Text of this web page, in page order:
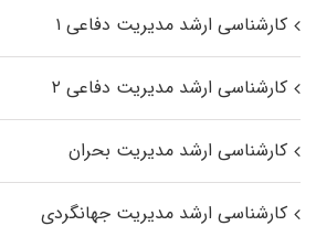
کارشناسی ارشد مدیریت دفاعی ۱
کارشناسی ارشد مدیریت دفاعی ۲
کارشناسی ارشد مدیریت بحران
کارشناسی ارشد مدیریت جهانگردی